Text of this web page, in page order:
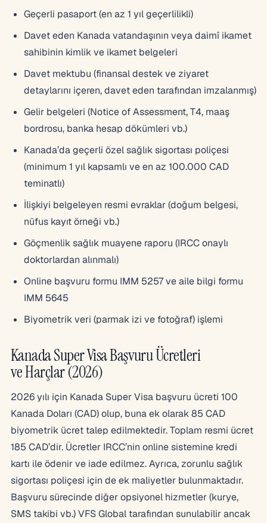
Geçerli pasaport (en az 1 yıl geçerlilikli)
Davet eden Kanada vatandaşının veya daimî ikamet
sahibinin kimlik ve ikamet belgeleri
Davet mektubu (finansal destek ve ziyaret
detaylarını içeren, davet eden tarafından imzalanmış)
Gelir belgeleri (Notice of Assessment, T4, maaş
bordrosu, banka hesap dökümleri vb.)
Kanada’da geçerli özel sağlık sigortası poliçesi
(minimum 1 yıl kapsamlı ve en az 100.000 CAD
teminatlı)
İlişkiyi belgeleyen resmi evraklar (doğum belgesi,
nüfus kayıt örneği vb.)
Göçmenlik sağlık muayene raporu (IRCC onaylı
doktorlardan alınmalı)
Online başvuru formu IMM 5257 ve aile bilgi formu
IMM 5645
Biyometrik veri (parmak izi ve fotoğraf) işlemi
Kanada Super Visa Başvuru Ücretleri
ve Harçlar (2026)
2026 yılı için Kanada Super Visa başvuru ücreti 100
Kanada Doları (CAD) olup, buna ek olarak 85 CAD
biyometrik ücret talep edilmektedir. Toplam resmi ücret
185 CAD’dir. Ücretler IRCC’nin online sistemine kredi
kartı ile ödenir ve iade edilmez. Ayrıca, zorunlu sağlık
sigortası poliçesi için de ek maliyetler bulunmaktadır.
Başvuru sürecinde diğer opsiyonel hizmetler (kurye,
SMS takibi vb.) VFS Global tarafından sunulabilir ancak